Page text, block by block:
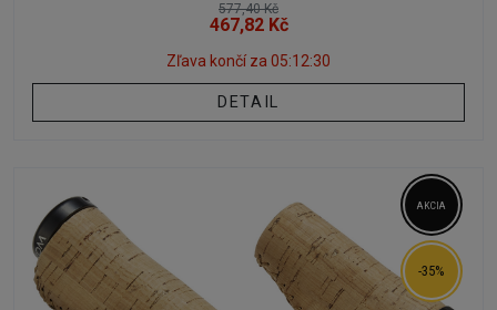
577,40 Kč
467,82 Kč
Zľava končí za 05:12:29
DETAIL
AKCIA
-35%